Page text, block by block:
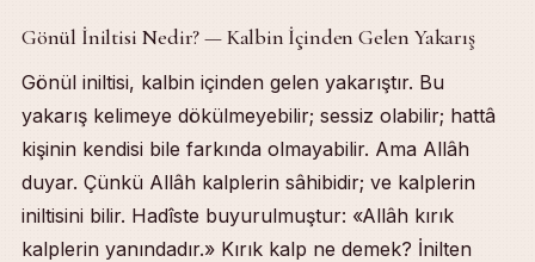
Gönül İniltisi Nedir? — Kalbin İçinden Gelen Yakarış
Gönül iniltisi, kalbin içinden gelen yakarıştır. Bu
yakarış kelimeye dökülmeyebilir; sessiz olabilir; hattâ
kişinin kendisi bile farkında olmayabilir. Ama Allâh
duyar. Çünkü Allâh kalplerin sâhibidir; ve kalplerin
iniltisini bilir. Hadîste buyurulmuştur: «Allâh kırık
kalplerin yanındadır.» Kırık kalp ne demek? İnilten